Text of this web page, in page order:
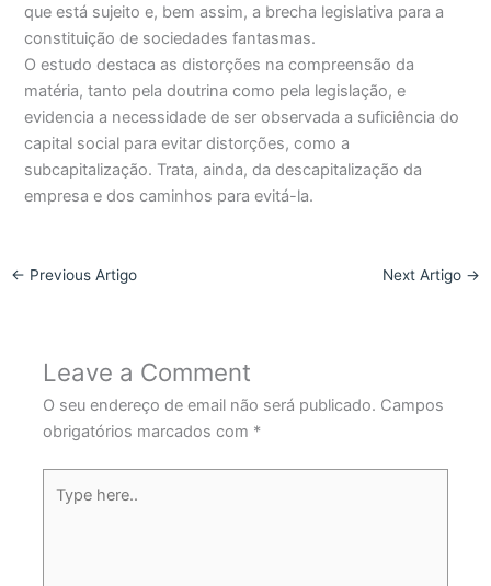
que está sujeito e, bem assim, a brecha legislativa para a
constituição de sociedades fantasmas.
O estudo destaca as distorções na compreensão da
matéria, tanto pela doutrina como pela legislação, e
evidencia a necessidade de ser observada a suficiência do
capital social para evitar distorções, como a
subcapitalização. Trata, ainda, da descapitalização da
empresa e dos caminhos para evitá-la.
← Previous Artigo Next Artigo →
Leave a Comment
O seu endereço de email não será publicado. Campos
obrigatórios marcados com *
here..